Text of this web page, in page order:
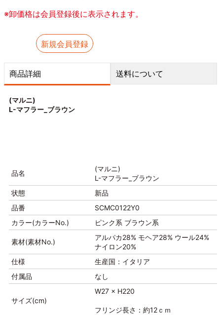
※卸価格は会員登録後に表示されます。
新規会員登録
商品詳細 送料について
(マルニ)
L-マフラー_ブラウン
品名
(マルニ)
L-マフラー_ブラウン
状態
新品
品番
SCMC0122Y0
カラー(カラーNo.)
ピンク系 ブラウン系
素材(素材No.)
アルパカ28% モヘア28% ウール24%
ナイロン20%
仕様
生産国：イタリア
付属品
なし
サイズ(cm)
W27 × H220
フリンジ長さ：約12ｃｍ